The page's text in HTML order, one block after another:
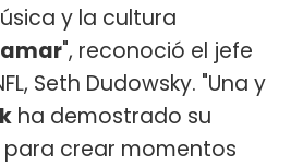
y la cultura
", reconoció el jefe
Seth Dudowsky. "Una y
ha demostrado su
crear momentos